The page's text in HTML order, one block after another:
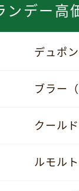
ンデー高
デュポ
ブラー
クール
ルモル